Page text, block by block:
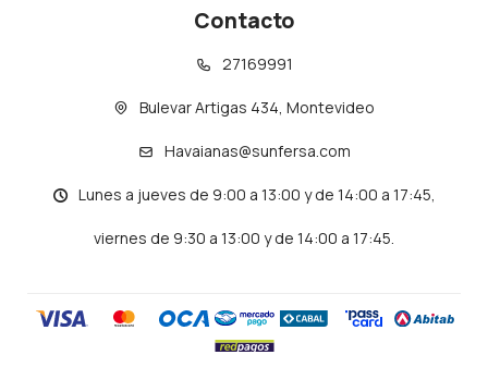
Contacto
27169991
Bulevar Artigas 434, Montevideo
Havaianas@sunfersa.com
Lunes a jueves de 9:00 a 13:00 y de 14:00 a 17:45,
viernes de 9:30 a 13:00 y de 14:00 a 17:45.